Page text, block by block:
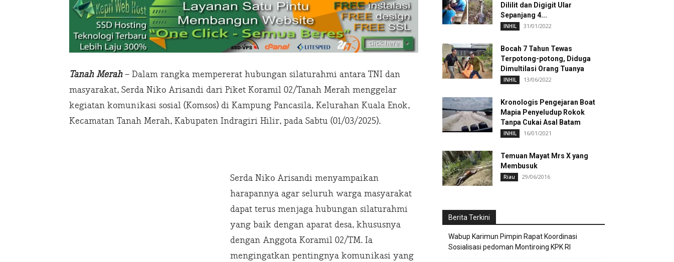
Tanah Merah– Dalam rangka mempererat hubungan silaturahmi antara TNI dan
masyarakat, Serda Niko Arisandi dari Piket Koramil 02/Tanah Merah menggelar
kegiatan komunikasi sosial (Komsos) di Kampung Pancasila, Kelurahan Kuala Enok,
Kecamatan Tanah Merah, Kabupaten Indragiri Hilir, pada Sabtu (01/03/2025).
Serda Niko Arisandi menyampaikan
harapannya agar seluruh warga masyarakat
dapat terus menjaga hubungan silaturahmi
yang baik dengan aparat desa, khususnya
dengan Anggota Koramil 02/TM. Ia
mengingatkan pentingnya komunikasi yang
Dililit dan Digigit Ular
Sepanjang 4...
INHIL 31/01/2022
Bocah 7 Tahun Tewas
Terpotong-potong, Diduga
Dimultilasi Orang Tuanya
INHIL 13/06/2022
Kronologis Pengejaran Boat
Mapia Penyeludup Rokok
Tanpa Cukai Asal Batam
INHIL 16/01/2021
Temuan Mayat Mrs X yang
Membusuk
Riau 29/06/2016
Berita Terkini
Wabup Karimun Pimpin Rapat Koordinasi
Sosialisasi pedoman Montiroing KPK RI